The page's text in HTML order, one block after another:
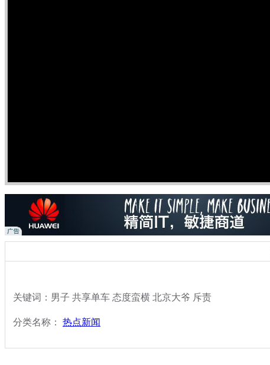
关键词：男子 共享单车 态度蛮横 北京大爷 斥责
分类名称： 热点新闻